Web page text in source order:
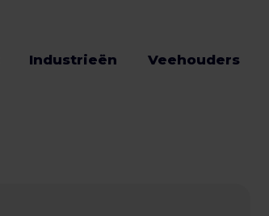
Industrieën Veehouders